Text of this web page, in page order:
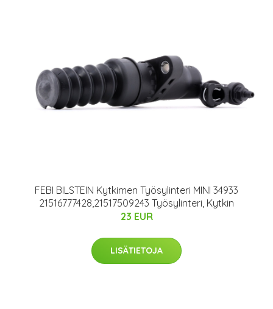
FEBI BILSTEIN Kytkimen Työsylinteri MINI 34933
21516777428,21517509243 Työsylinteri, Kytkin
23 EUR
LISÄTIETOJA